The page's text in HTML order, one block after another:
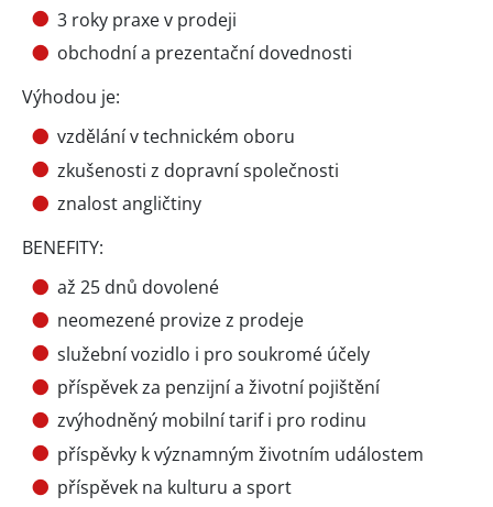
3 roky praxe v prodeji
obchodní a prezentační dovednosti
Výhodou je:
vzdělání v technickém oboru
zkušenosti z dopravní společnosti
znalost angličtiny
BENEFITY:
až 25 dnů dovolené
neomezené provize z prodeje
služební vozidlo i pro soukromé účely
příspěvek za penzijní a životní pojištění
zvýhodněný mobilní tarif i pro rodinu
příspěvky k významným životním událostem
příspěvek na kulturu a sport